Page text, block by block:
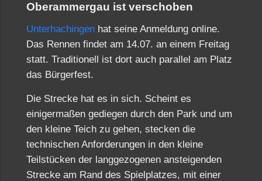
Oberammergau ist verschoben
Unterhachingen hat seine Anmeldung online.
Das Rennen findet am 14.07. an einem Freitag
statt. Traditionell ist dort auch parallel am Platz
das Bürgerfest.
Die Strecke hat es in sich. Scheint es
einigermaßen gediegen durch den Park und um
den kleine Teich zu gehen, stecken die
technischen Anforderungen in den kleine
Teilstücken der langgezogenen ansteigenden
Strecke am Rand des Spielplatzes, mit einer